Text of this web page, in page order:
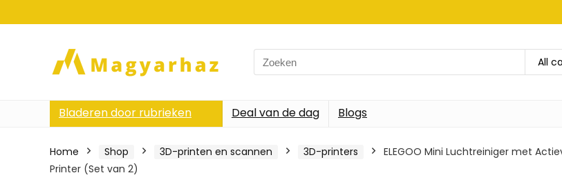
Search
for:
All
Bladeren door rubrieken Deal van de dag Blogs
Home Shop 3D-printen en scannen 3D-printers
ELEGOO Mini Luchtreiniger met
Printer (Set van 2)